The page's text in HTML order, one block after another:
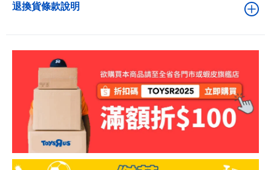
退換貨條款說明